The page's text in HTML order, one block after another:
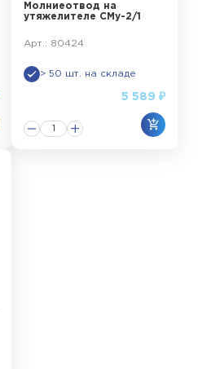
Молниеотвод на
утяжелителе СМу-2/1
Арт.: 80424
> 50 шт. на складе
5 589 ₽